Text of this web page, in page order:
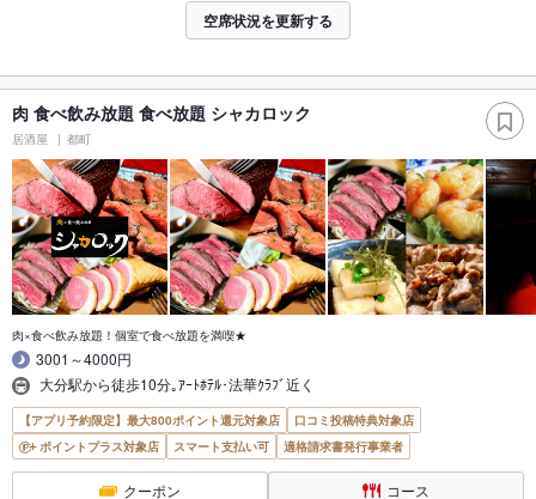
空席状況を更新する
肉 食べ飲み放題 食べ放題 シャカロック
居酒屋 都町
肉×食べ飲み放題！個室で食べ放題を満喫★
3001～4000円
大分駅から徒歩10分｡ｱｰﾄﾎﾃﾙ･法華ｸﾗﾌﾞ近く
【アプリ予約限定】最大800ポイント還元対象店
口コミ投稿特典対象店
ポイントプラス対象店
スマート支払い可 適格請求書発行事業者
クーポン コース